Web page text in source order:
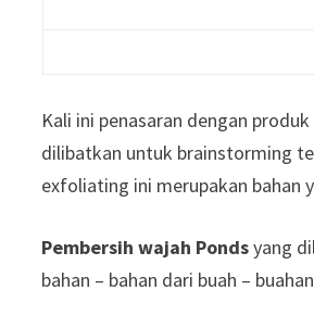
Kali ini penasaran dengan
dilibatkan untuk brainstorming
exfoliating ini merupakan bahan
Pembersih wajah Pondsyang
bahan – bahan dari buah –